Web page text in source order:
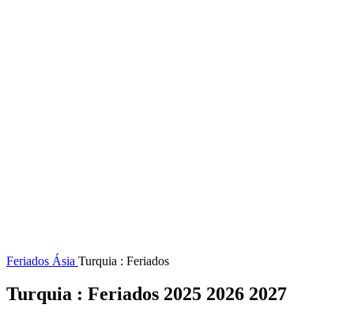
Feriados Ásia Turquia : Feriados
Turquia : Feriados 2025 2026 2027